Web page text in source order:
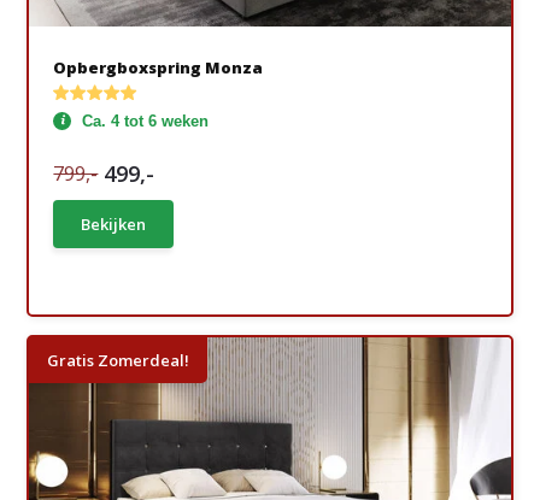
Opbergboxspring Monza
Ca. 4 tot 6 weken
799,- 499,-
Bekijken
Gratis Zomerdeal!